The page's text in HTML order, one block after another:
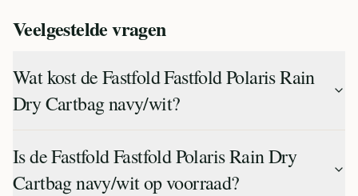
Veelgestelde vragen
Wat kost de Fastfold Fastfold Polaris Rain
Dry Cartbag navy/wit?
Is de Fastfold Fastfold Polaris Rain Dry
Cartbag navy/wit op voorraad?